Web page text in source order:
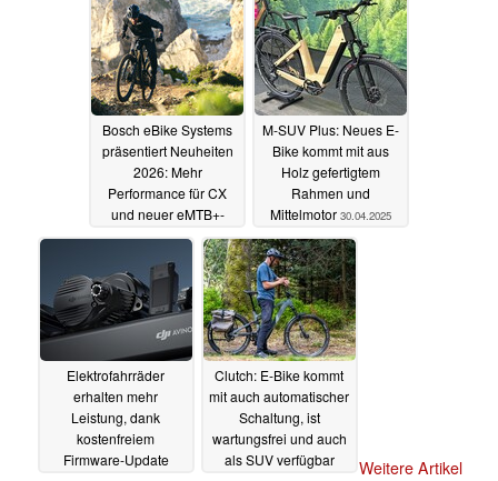
Bosch eBike Systems
präsentiert Neuheiten
2026: Mehr
Performance für CX
und neuer eMTB+-
Modus01.05.2025
M-SUV Plus: Neues E-
Bike kommt mit aus
Holz gefertigtem
Rahmen und
Mittelmotor 30.04.2025
Elektrofahrräder
erhalten mehr
Leistung, dank
kostenfreiem
Firmware-Update
Clutch: E-Bike kommt
mit auch automatischer
Schaltung, ist
wartungsfrei und auch
als SUV verfügbar
Weitere Artikel